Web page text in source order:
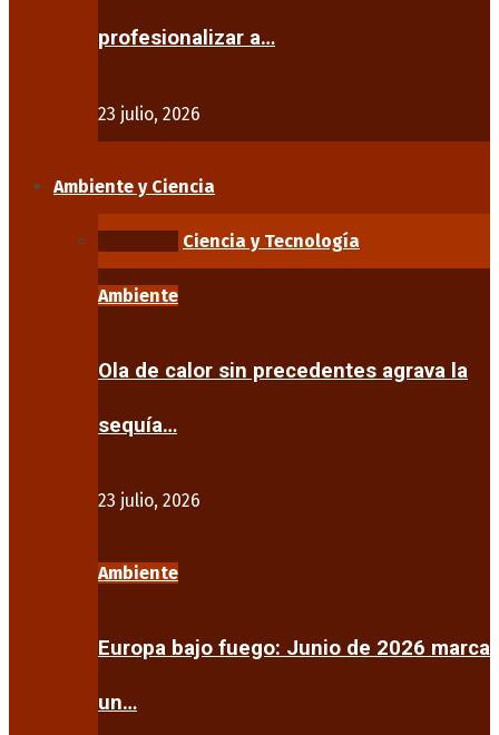
profesionalizar a…
23 julio, 2026
Ambiente y Ciencia
Ciencia y Tecnología
Ambiente
Ola de calor sin precedentes agrava la
sequía…
23 julio, 2026
Ambiente
Europa bajo fuego: Junio de 2026 marca
un…